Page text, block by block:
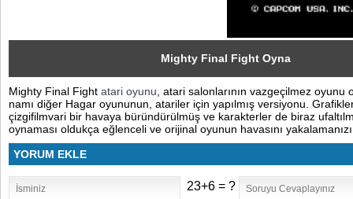
Pinterest
Mighty Final Fight Oyna
Mighty Final Fight atari oyunu , atari salonlarının vazgeçilmez oyunu
namı diğer Hagar oyununun, atariler için yapılmış versiyonu.
çizgifilmvari bir havaya büründürülmüş ve karakterler de biraz
oynaması oldukça eğlenceli ve orijinal oyunun havasını
YORUM EKLE
23+6 = ?